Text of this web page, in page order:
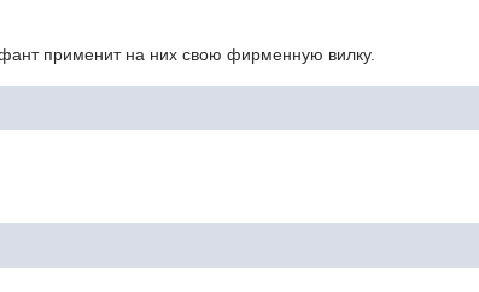
применит на них свою фирменную вилку.